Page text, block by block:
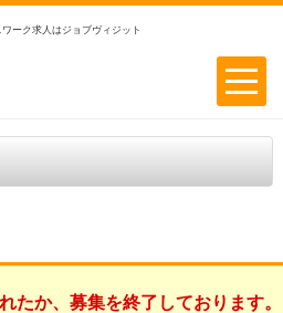
ーク求人はジョブヴィジット
たか、募集を終了しております。